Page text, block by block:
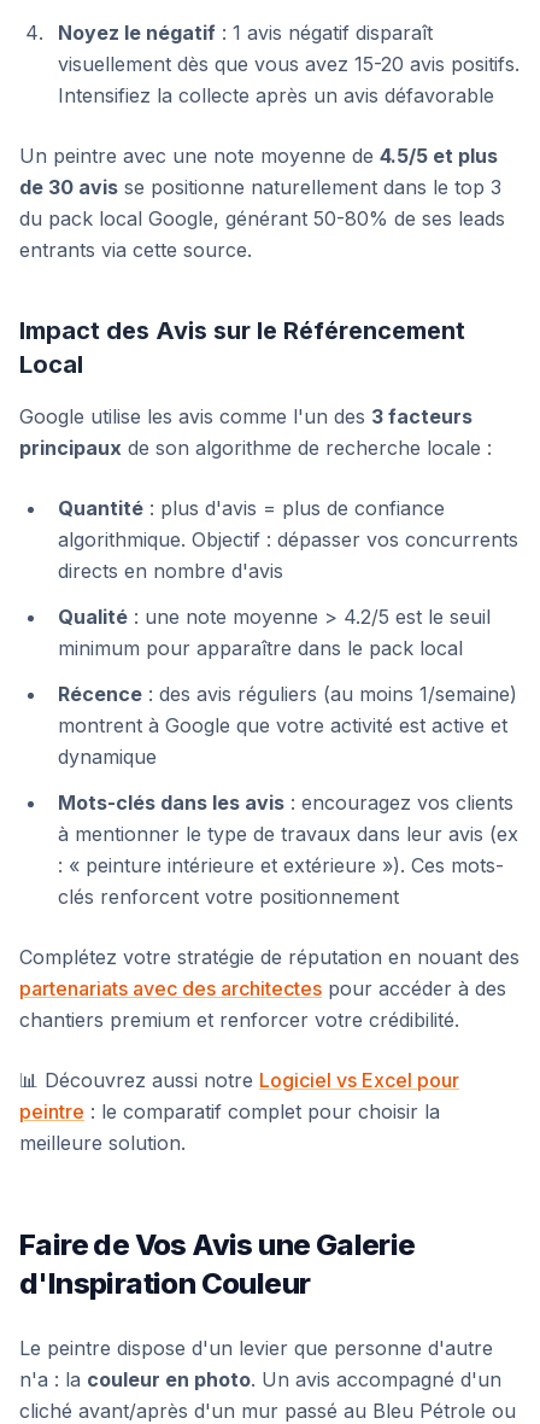
Noyez le négatif : 1 avis négatif disparaît
visuellement dès que vous avez 15-20 avis positifs.
Intensifiez la collecte après un avis défavorable
Un peintre avec une note moyenne de 4.5/5 et plus
de 30 avis se positionne naturellement dans le top 3
du pack local Google, générant 50-80% de ses leads
entrants via cette source.
Impact des Avis sur le Référencement
Local
Google utilise les avis comme l'un des 3 facteurs
principaux de son algorithme de recherche locale :
Quantité : plus d'avis = plus de confiance
algorithmique. Objectif : dépasser vos concurrents
directs en nombre d'avis
Qualité : une note moyenne > 4.2/5 est le seuil
minimum pour apparaître dans le pack local
Récence : des avis réguliers (au moins 1/semaine)
montrent à Google que votre activité est active et
dynamique
Mots-clés dans les avis : encouragez vos clients
à mentionner le type de travaux dans leur avis (ex
: « peinture intérieure et extérieure »). Ces mots-
clés renforcent votre positionnement
Complétez votre stratégie de réputation en nouant des
partenariats avec des architectes pour accéder à des
chantiers premium et renforcer votre crédibilité.
📊 Découvrez aussi notre Logiciel vs Excel pour
peintre : le comparatif complet pour choisir la
meilleure solution.
Faire de Vos Avis une Galerie
d'Inspiration Couleur
Le peintre dispose d'un levier que personne d'autre
n'a : la couleur en photo. Un avis accompagné d'un
cliché avant/après d'un mur passé au Bleu Pétrole ou